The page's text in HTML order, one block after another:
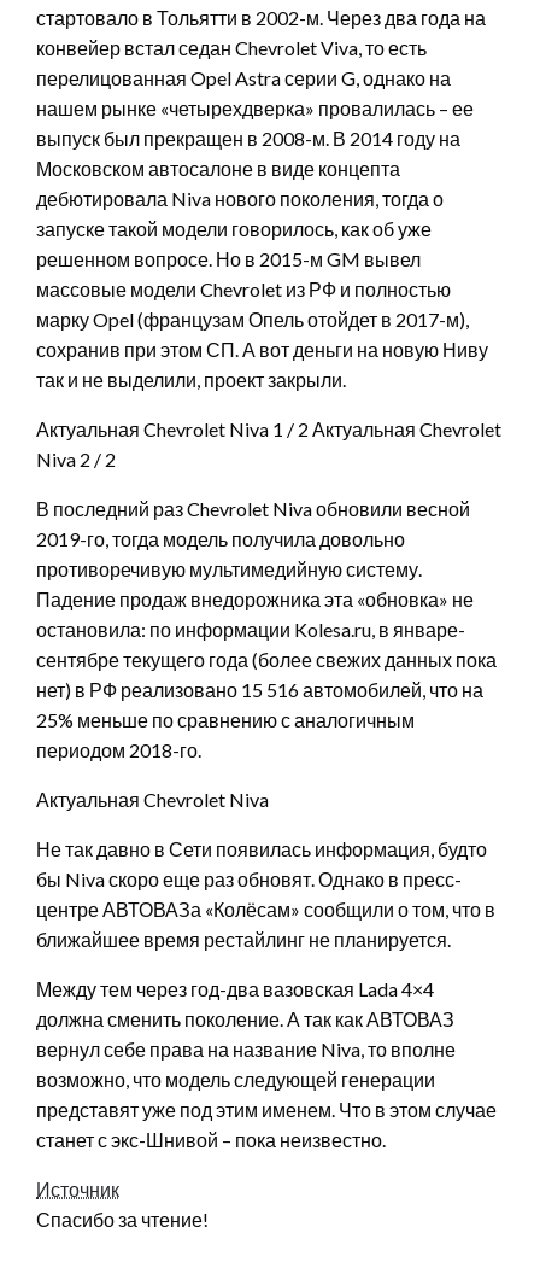
стартовало в Тольятти в 2002-м. Через два года на
конвейер встал седан Chevrolet Viva, то есть
перелицованная Opel Astra серии G, однако на
нашем рынке «четырехдверка» провалилась – ее
выпуск был прекращен в 2008-м. В 2014 году на
Московском автосалоне в виде концепта
дебютировала Niva нового поколения, тогда о
запуске такой модели говорилось, как об уже
решенном вопросе. Но в 2015-м GM вывел
массовые модели Chevrolet из РФ и полностью
марку Opel (французам Опель отойдет в 2017-м),
сохранив при этом СП. А вот деньги на новую Ниву
так и не выделили, проект закрыли.
Актуальная Chevrolet Niva 1 / 2 Актуальная Chevrolet
Niva 2 / 2
В последний раз Chevrolet Niva обновили весной
2019-го, тогда модель получила довольно
противоречивую мультимедийную систему.
Падение продаж внедорожника эта «обновка» не
остановила: по информации Kolesa.ru, в январе-
сентябре текущего года (более свежих данных пока
нет) в РФ реализовано 15 516 автомобилей, что на
25% меньше по сравнению с аналогичным
периодом 2018-го.
Актуальная Chevrolet Niva
Не так давно в Сети появилась информация, будто
бы Niva скоро еще раз обновят. Однако в пресс-
центре АВТОВАЗа «Колёсам» сообщили о том, что в
ближайшее время рестайлинг не планируется.
Между тем через год-два вазовская Lada 4×4
должна сменить поколение. А так как АВТОВАЗ
вернул себе права на название Niva, то вполне
возможно, что модель следующей генерации
представят уже под этим именем. Что в этом случае
станет с экс-Шнивой – пока неизвестно.
Источник
Спасибо за чтение!